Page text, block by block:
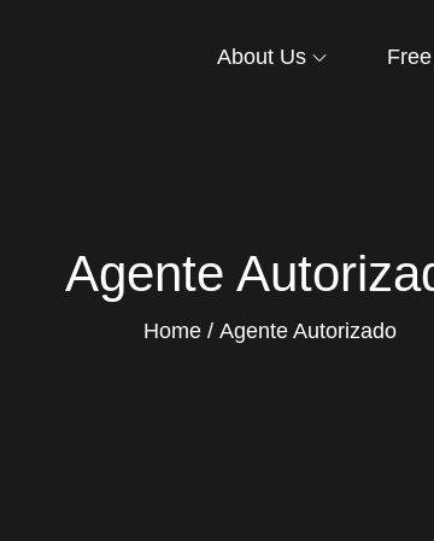
About Us
Agente
Home Agente Autorizado